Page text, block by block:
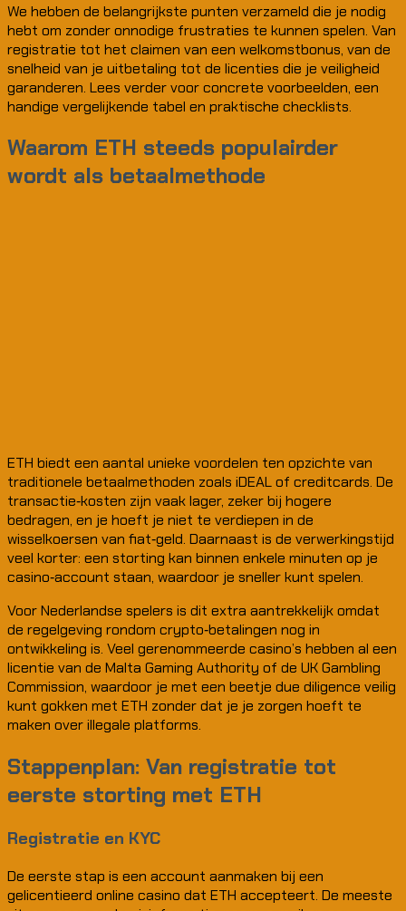
We hebben de belangrijkste punten verzameld die je nodig
hebt om zonder onnodige frustraties te kunnen spelen. Van
registratie tot het claimen van een welkomstbonus, van de
snelheid van je uitbetaling tot de licenties die je veiligheid
garanderen. Lees verder voor concrete voorbeelden, een
handige vergelijkende tabel en praktische checklists.
Waarom ETH steeds populairder
wordt als betaalmethode
ETH biedt een aantal unieke voordelen ten opzichte van
traditionele betaalmethoden zoals iDEAL of creditcards. De
transactie‑kosten zijn vaak lager, zeker bij hogere
bedragen, en je hoeft je niet te verdiepen in de
wisselkoersen van fiat‑geld. Daarnaast is de verwerkingstijd
veel korter: een storting kan binnen enkele minuten op je
casino‑account staan, waardoor je sneller kunt spelen.
Voor Nederlandse spelers is dit extra aantrekkelijk omdat
de regelgeving rondom crypto‑betalingen nog in
ontwikkeling is. Veel gerenommeerde casino’s hebben al een
licentie van de Malta Gaming Authority of de UK Gambling
Commission, waardoor je met een beetje due diligence veilig
kunt gokken met ETH zonder dat je je zorgen hoeft te
maken over illegale platforms.
Stappenplan: Van registratie tot
eerste storting met ETH
Registratie en KYC
De eerste stap is een account aanmaken bij een
gelicentieerd online casino dat ETH accepteert. De meeste